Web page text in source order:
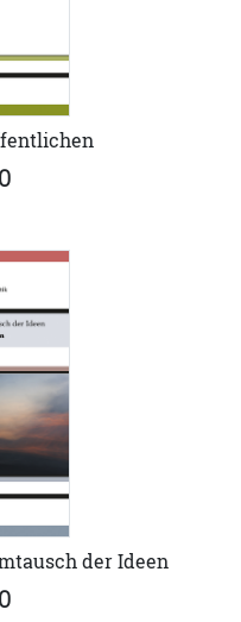
der Ideen